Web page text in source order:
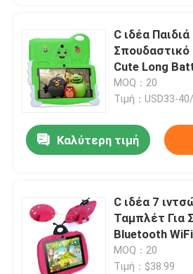
Προϊόντα
Βίντεο
Εμφάνιση VR
C ιδέα
Σπουδαστικό
Cute Long
Αποθήκευση
Διπλές
MOQ：20
Τιμή：USD33-
Καλύτερη τιμή
C ιδέα 7
Ταμπλέτ Για
Bluetooth
CM75
MOQ：20
Τιμή：$38.99